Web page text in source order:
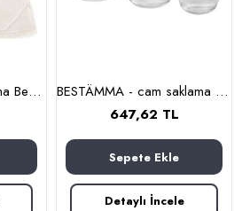
2 adet Ekmek Mayalama Bezi 50x70 cm, %100 Pamuk Amerikan Pasa Bezi
BESTÄMMA - cam saklama kabı seti (cam)
647,62 TL
Sepete Ekle
Detaylı İncele